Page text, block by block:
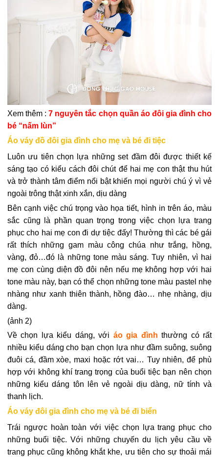
Xem thêm :7 nguyên tắc chọn quần áo đôi gia đình cho
bé “nấm lùn”
Áo váy đồ đôi gia đình cho mẹ và bé đi tiệc
Luôn ưu tiên chọn lựa những set đầm đôi được thiết kế
sáng tạo có kiểu cách đôi chút để hai mẹ con thật thu hút
và trở thành tâm điểm nổi bật khiến mọi người chú ý vì vẻ
ngoài trông thật xinh xắn, dịu dàng
Bên cạnh việc chú trọng vào họa tiết, hình in trên áo, màu
sắc cũng là phần quan trọng trong việc chọn lựa trang
phục cho hai mẹ con đi dự tiệc đấy! Thường thì các bé gái
rất thích những gam màu công chúa như trắng, hồng,
vàng, đỏ…đó là những tone màu sáng. Tuy nhiên, vì hai
mẹ con cùng diện đồ đôi nên nếu mẹ không hợp với hai
tone màu này, bạn có thể chọn những tone màu pastel nhẹ
nhàng như xanh thiên thành, hồng đào… nhẹ nhàng, dịu
dàng.
(ảnh 2)
Về chọn lựa kiểu dáng, với áo gia đình thường có rất
nhiều kiểu dáng cho bạn chọn lựa như đầm suông, suông
đuôi cá, đầm xòe, maxi hoặc rớt vai… Tuy nhiên, để phù
hợp với không khí trang trọng của buổi tiệc bạn nên chọn
những kiểu dáng tôn lên vẻ ngoài dịu dàng, nữ tính và
thanh lịch.
Áo váy đôi gia đình cho mẹ và bé đi biển
Trái ngược hoàn toàn với việc chọn lựa trang phục cho
những buổi tiệc. Với những chuyến du lịch yêu cầu về
trang phục cũng không khắt khe, ưu tiên cho sự thoải mái